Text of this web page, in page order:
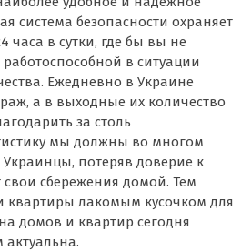
система безопасности охраняет
часа в сутки, где бы вы не
работоспособной в ситуации
Ежедневно в Украине
а в выходные их количество
за столь
мы должны во многом
потеряв доверие к
сбережения домой. Тем
квартиры лакомым кусочком для
домов и квартир сегодня
актуальна.